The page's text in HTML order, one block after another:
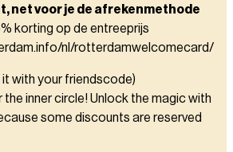
net voor je de afrekenmethode
korting op de entreeprijs
nl/rotterdamwelcomecard/
it with your friendscode)
the inner circle! Unlock the magic with
some discounts are reserved